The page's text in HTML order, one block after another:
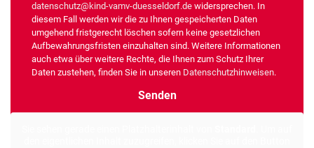
datenschutz@kind-vamv-duesseldorf.de widersprechen. In
diesem Fall werden wir die zu Ihnen gespeicherten Daten
umgehend fristgerecht löschen sofern keine gesetzlichen
Aufbewahrungsfristen einzuhalten sind. Weitere Informationen
auch etwa über weitere Rechte, die Ihnen zum Schutz Ihrer
Daten zustehen, finden Sie in unseren Datenschutzhinweisen.